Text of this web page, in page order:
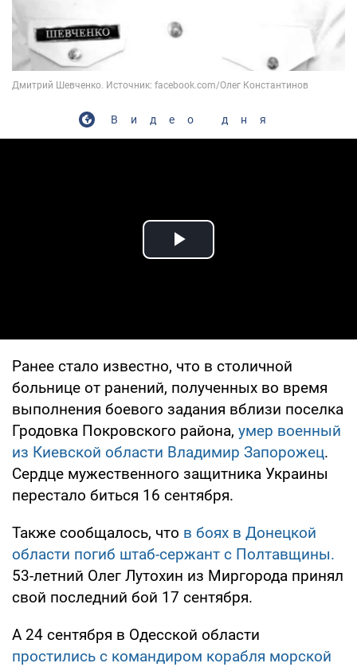
Видео дня
Play Video
Ранее стало известно, что в столичной
больнице от ранений, полученных во время
выполнения боевого задания вблизи поселка
Гродовка Покровского района, умер военный
из Киевской области Владимир Запорожец.
Сердце мужественного защитника Украины
перестало биться 16 сентября.
Также сообщалось, что в боях в Донецкой
области погиб штаб-сержант с Полтавщины.
53-летний Олег Лутохин из Миргорода принял
свой последний бой 17 сентября.
А 24 сентября в Одесской области
простились с командиром корабля морской